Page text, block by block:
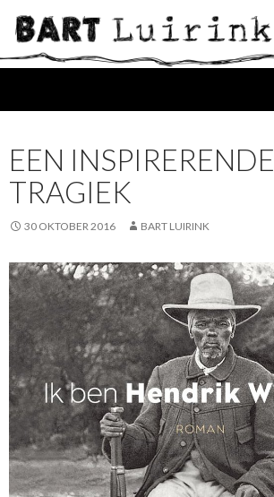
EEN INSPIRERENDE
TRAGIEK
30 OKTOBER 2016 BART LUIRINK